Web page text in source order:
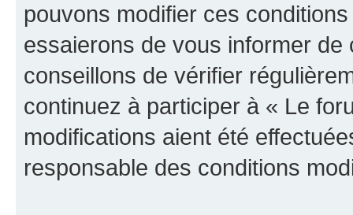
pouvons modifier ces
essaierons de vous informer
conseillons de vérifier
continuez à participer à « Le
modifications aient été
responsable des conditions